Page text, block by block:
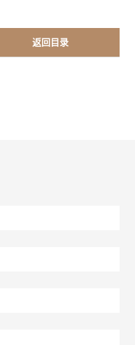
返回目录